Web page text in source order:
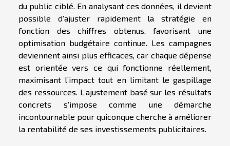
du public ciblé. En analysant ces données, il devient
possible d’ajuster rapidement la stratégie en
fonction des chiffres obtenus, favorisant une
optimisation budgétaire continue. Les campagnes
deviennent ainsi plus efficaces, car chaque dépense
est orientée vers ce qui fonctionne réellement,
maximisant l’impact tout en limitant le gaspillage
des ressources. L’ajustement basé sur les résultats
concrets s’impose comme une démarche
incontournable pour quiconque cherche à améliorer
la rentabilité de ses investissements publicitaires.